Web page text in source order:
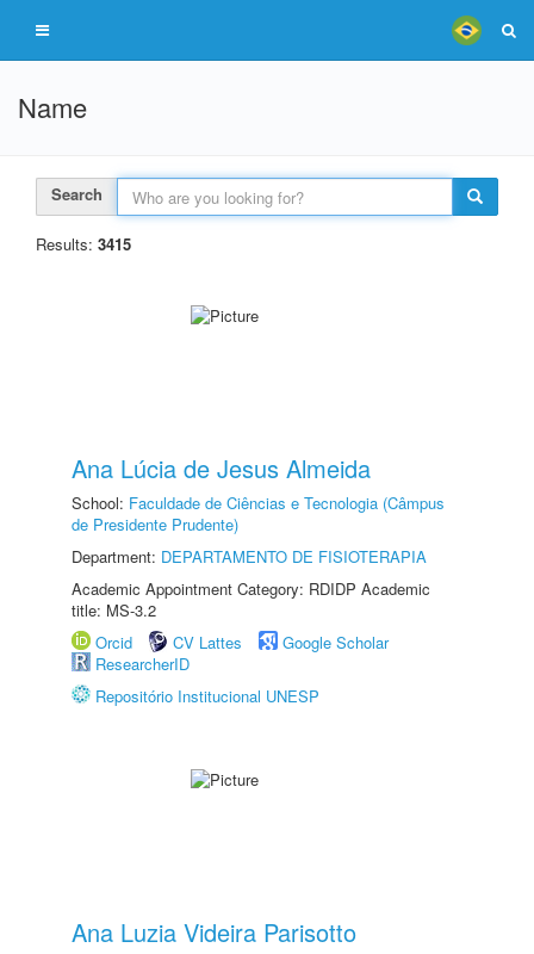
Name
Search
Results: 3415
Ana Lúcia de Jesus Almeida
School: Faculdade de Ciências e Tecnologia (Câmpus
de Presidente Prudente)
Department: DEPARTAMENTO DE FISIOTERAPIA
Academic Appointment Category: RDIDP Academic
title: MS-3.2
Orcid
CV Lattes
Google Scholar
ResearcherID
Repositório Institucional UNESP
Ana Luzia Videira Parisotto